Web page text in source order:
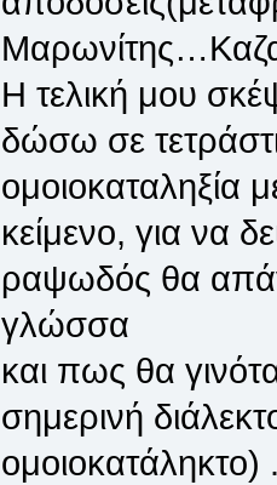
Η τελική μου
δώσω σε
ομοιοκαταληξία
κείμενο, για να
ραψωδός θα
γλώσσα
και πως θα
σημερινή
ομοιοκατάληκτο)